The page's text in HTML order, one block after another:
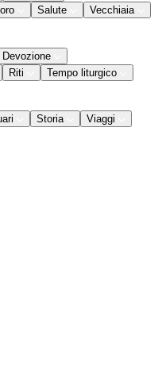
Salute
Vecchiaia
Devozione
Riti
Tempo liturgico
Storia Viaggi